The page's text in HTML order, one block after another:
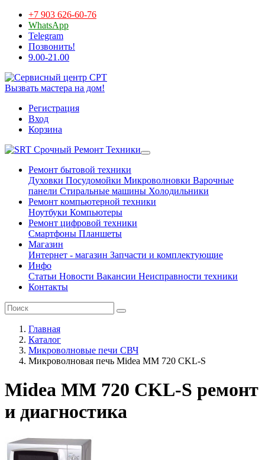
+7 903 626-60-76
WhatsApp
Telegram
Позвонить!
9.00-21.00
Вызвать мастера на дом!
Регистрация
Вход
Корзина
Срочный Ремонт Техники
Ремонт бытовой техники
Духовки Посудомойки Микроволновки Варочные
панели Стиральные машины Холодильники
Ремонт компьютерной техники
Ноутбуки Компьютеры
Ремонт цифровой техники
Смартфоны Планшеты
Магазин
Интернет - магазин Запчасти и комплектующие
Инфо
Статьи Новости Вакансии Неисправности техники
Контакты
Главная
Каталог
Микроволновые печи СВЧ
Микроволновая печь Midea MM 720 CKL-S
Midea MM 720 CKL-S ремонт
и диагностика